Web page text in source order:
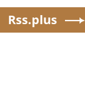
Rss.plus